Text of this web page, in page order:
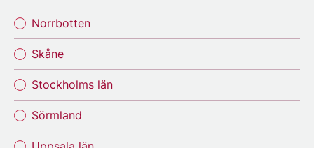
Norrbotten
Skåne
Stockholms län
Sörmland